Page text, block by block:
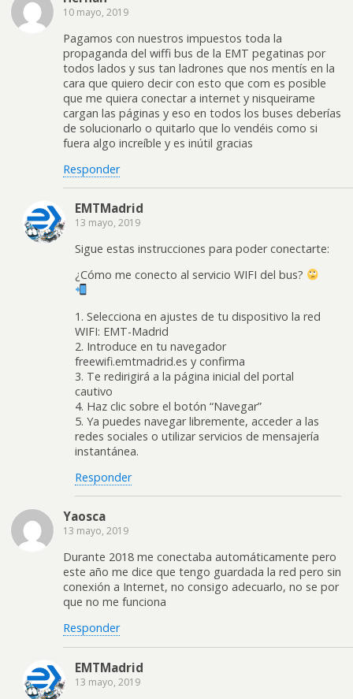
10 mayo, 2019
Pagamos con nuestros impuestos toda la
propaganda del wiffi bus de la EMT pegatinas por
todos lados y sus tan ladrones que nos mentís en la
cara que quiero decir con esto que com es posible
que me quiera conectar a internet y nisqueirame
cargan las páginas y eso en todos los buses deberías
de solucionarlo o quitarlo que lo vendéis como si
fuera algo increíble y es inútil gracias
Responder
EMTMadrid
13 mayo, 2019
Sigue estas instrucciones para poder conectarte:
¿Cómo me conecto al servicio WIFI del bus?
1. Selecciona en ajustes de tu dispositivo la red
WIFI: EMT-Madrid
2. Introduce en tu navegador
freewifi.emtmadrid.es y confirma
3. Te redirigirá a la página inicial del portal
cautivo
4. Haz clic sobre el botón “Navegar”
5. Ya puedes navegar libremente, acceder a las
redes sociales o utilizar servicios de mensajería
instantánea.
Responder
Yaosca
13 mayo, 2019
Durante 2018 me conectaba automáticamente pero
este año me dice que tengo guardada la red pero sin
conexión a Internet, no consigo adecuarlo, no se por
que no me funciona
Responder
EMTMadrid
13 mayo, 2019